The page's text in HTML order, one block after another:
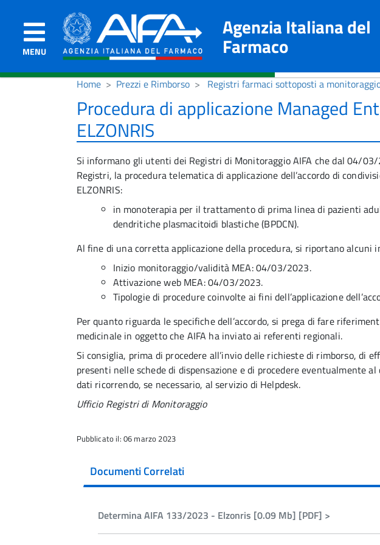
MENU
Agenzia Italiana del
Farmaco
Home Prezzi e Rimborso Registri farmaci sottoposti a
Procedura di applicazione Managed
ELZONRIS
Si informano gli utenti dei Registri di Monitoraggio AIFA che dal 04/
Registri, la procedura telematica di applicazione dell’accordo di
ELZONRIS:
in monoterapia per il trattamento di prima linea di pazienti
dendritiche plasmacitoidi blastiche (BPDCN).
Al fine di una corretta applicazione della procedura, si riportano alcuni
Inizio monitoraggio/validità MEA: 04/03/2023.
Attivazione web MEA: 04/03/2023.
Tipologie di procedure coinvolte ai fini dell’applicazione
Per quanto riguarda le specifiche dell’accordo, si prega di fare
medicinale in oggetto che AIFA ha inviato ai referenti regionali.
Si consiglia, prima di procedere all’invio delle richieste di rimborso, di
presenti nelle schede di dispensazione e di procedere eventualmente
dati ricorrendo, se necessario, al servizio di Helpdesk.
Ufficio Registri di Monitoraggio
Pubblicato il: 06 marzo 2023
Documenti Correlati
Determina AIFA 133/2023 - Elzonris [0.09 Mb] [PDF] >